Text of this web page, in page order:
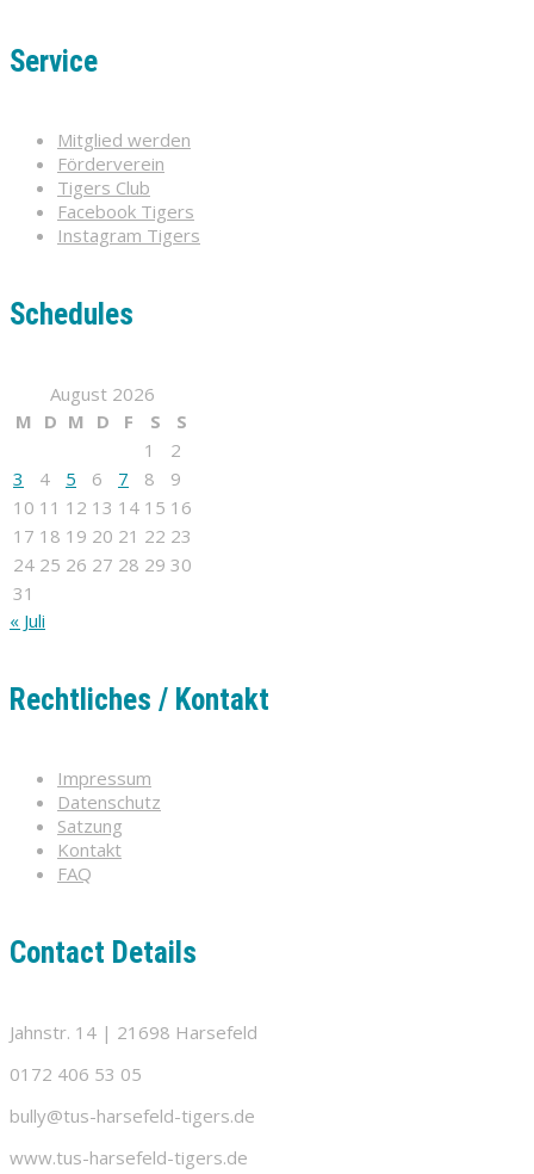
Service
Mitglied werden
Förderverein
Tigers Club
Facebook Tigers
Instagram Tigers
Schedules
August 2026
M D M D F S
S
1
2
3
4 5 6 7 8
9
10 11 12 13 14 15 16
17 18 19 20 21 22 23
24 25 26 27 28 29 30
31
« Juli
Rechtliches / Kontakt
Impressum
Datenschutz
Satzung
Kontakt
FAQ
Contact Details
Jahnstr. 14 | 21698 Harsefeld
0172 406 53 05
bully@tus-harsefeld-tigers.de
www.tus-harsefeld-tigers.de